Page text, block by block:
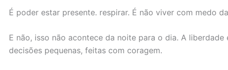
É poder estar presente. respirar. É não viver com medo
E não, isso não acontece da noite para o dia. A liberdade
decisões pequenas, feitas com coragem.